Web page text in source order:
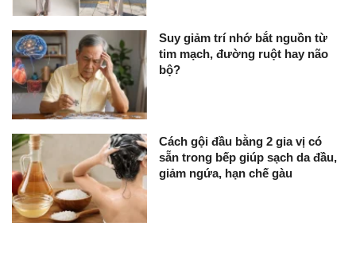
Suy giảm trí nhớ bắt nguồn từ
tim mạch, đường ruột hay não
bộ?
Cách gội đầu bằng 2 gia vị có
sẵn trong bếp giúp sạch da đầu,
giảm ngứa, hạn chế gàu